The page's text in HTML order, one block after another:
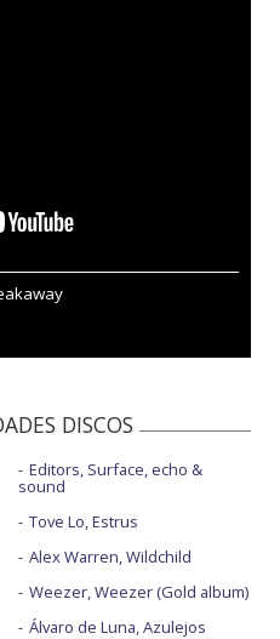
DISCOS
Editors, Surface, echo &
sound
Tove Lo, Estrus
Alex Warren, Wildchild
Weezer, Weezer (Gold album)
Álvaro de Luna, Azulejos